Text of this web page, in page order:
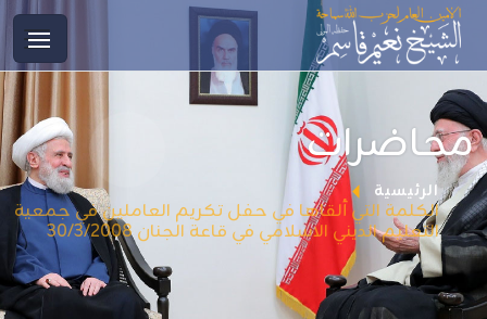
محاضرات
الرئيسية
الكلمة التي ألقاها في حفل تكريم العاملين في جمعية
التعليم الديني الاسلامي في قاعة الجنان 30/3/2008